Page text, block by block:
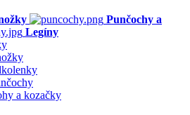
Punčochy a
Legíny
a kozačky